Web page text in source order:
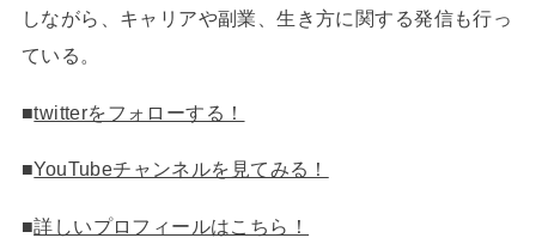
しながら、キャリアや副業、生き方に関する発信も行っ
ている。
■twitterをフォローする！
■YouTubeチャンネルを見てみる！
■詳しいプロフィールはこちら！